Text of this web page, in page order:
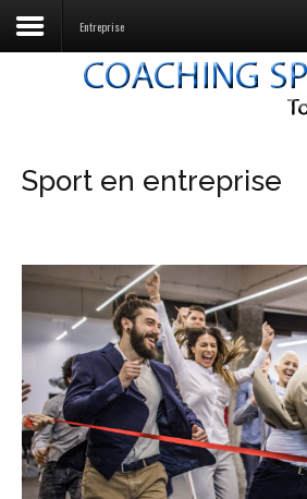
Entreprise
Sport en entreprise